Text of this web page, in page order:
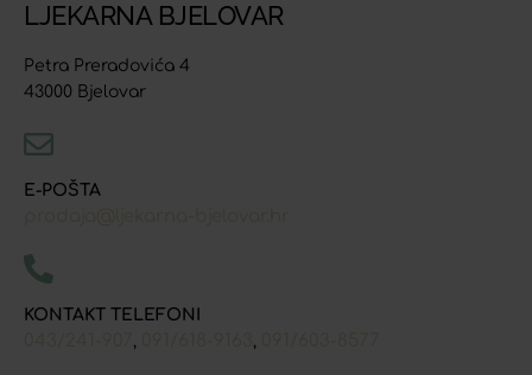
LJEKARNA BJELOVAR
Petra Preradovića 4
43000 Bjelovar
E-POŠTA
KONTAKT TELEFONI
, ,